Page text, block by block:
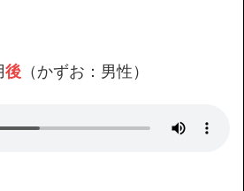
後 （かずお：男性）